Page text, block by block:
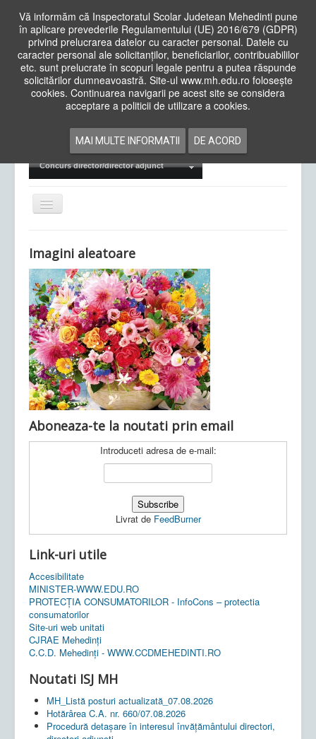
Vă informăm că Inspectoratul Scolar Judetean Mehedinti pune
în aplicare prevederile Regulamentului (UE) 2016/679 (GDPR)
privind prelucrarea datelor cu caracter personal. Datele cu
caracter personal ale solicitanților, beneficiarilor, contribuabililor
etc. sunt prelucrate în scopuri legale pentru a putea răspunde
solicitărilor dumneavoastră. Site-ul www.mh.edu.ro folosește
cookies. Continuarea navigarii pe acest site se considera
acceptare a politicii de utilizare a cookies.
MAI MULTE INFORMATII DE ACORD
Cauta
in
siteAcasa Cadre Didactice
Examene Naționale
Concurs director/director adjunct
Comută
navigarea
Ultimele articole: Vi, 04.11.2022 -Inspectoratul Școlar
Județean Mehedinți
Imagini aleatoare
Aboneaza-te la noutati prin email
Introduceti adresa de e-mail:
Livrat de FeedBurner
Link-uri utile
Accesibilitate
MINISTER-WWW.EDU.RO
PROTECȚIA CONSUMATORILOR - InfoCons – protectia
consumatorilor
Site-uri web unitati
CJRAE Mehedinți
C.C.D. Mehedinţi - WWW.CCDMEHEDINTI.RO
Noutati ISJ MH
MH_Listă posturi actualizată_07.08.2026
Hotărârea C.A. nr. 660/07.08.2026
Procedură detașare în interesul învățământului directori,